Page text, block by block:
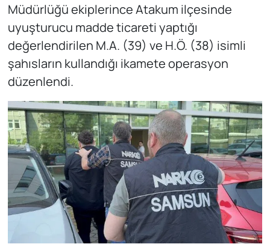
Müdürlüğü ekiplerince Atakum ilçesinde
uyuşturucu madde ticareti yaptığı
değerlendirilen M.A. (39) ve H.Ö. (38) isimli
şahısların kullandığı ikamete operasyon
düzenlendi.